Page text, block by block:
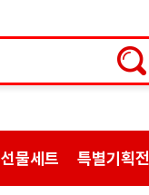
선물세트 특별기획전